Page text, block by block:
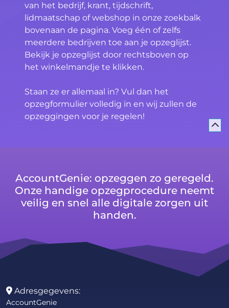
van het bedrijf, krant, tijdschrift,
lidmaatschap of webshop in onze zoekbalk
bovenaan de pagina. Voeg één of zelfs
meerdere bedrijven toe aan je opzeglijst.
Bekijk je opzeglijst door rechtsboven op
het winkelmandje te klikken.
Staan ze er allemaal in? Vul dan het
opzegformulier volledig in en wij zullen de
opzeggingen voor je regelen!
AccountGenie: opzeggen zo geregeld.
Onze handige opzegprocedure neemt
veilig en snel alle digitale zorgen uit
handen.
Adresgegevens:
AccountGenie